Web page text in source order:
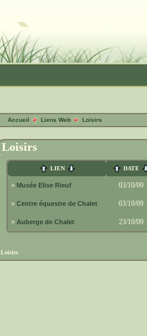
Accueil Liens Web Loisirs
Loisirs
LIEN DATE
» Musée Elise Rieuf 03/10/09
» Centre équestre de Chalet 03/10/09
» Auberge de Chalet 23/10/09
Loisirs